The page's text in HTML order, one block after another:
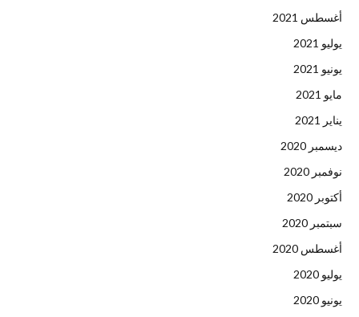
أغسطس 2021
يوليو 2021
يونيو 2021
مايو 2021
يناير 2021
ديسمبر 2020
نوفمبر 2020
أكتوبر 2020
سبتمبر 2020
أغسطس 2020
يوليو 2020
يونيو 2020